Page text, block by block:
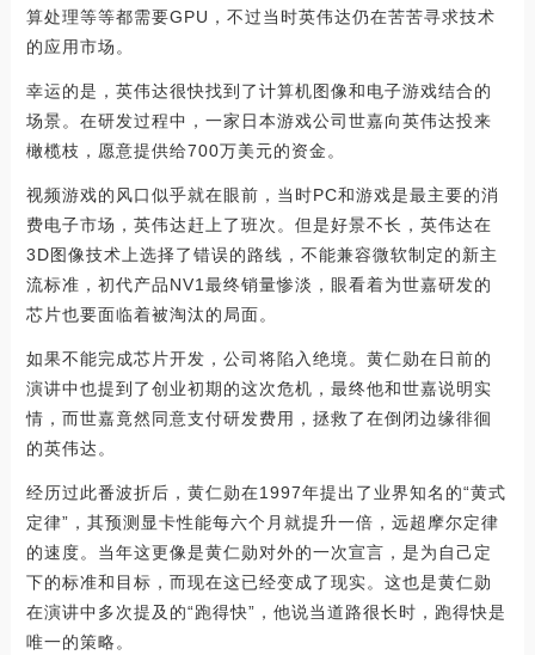
算处理等等都需要GPU，不过当时英伟达仍在苦苦寻求技术
的应用市场。
幸运的是，英伟达很快找到了计算机图像和电子游戏结合的
场景。在研发过程中，一家日本游戏公司世嘉向英伟达投来
橄榄枝，愿意提供给700万美元的资金。
视频游戏的风口似乎就在眼前，当时PC和游戏是最主要的消
费电子市场，英伟达赶上了班次。但是好景不长，英伟达在
3D图像技术上选择了错误的路线，不能兼容微软制定的新主
流标准，初代产品NV1最终销量惨淡，眼看着为世嘉研发的
芯片也要面临着被淘汰的局面。
如果不能完成芯片开发，公司将陷入绝境。黄仁勋在日前的
演讲中也提到了创业初期的这次危机，最终他和世嘉说明实
情，而世嘉竟然同意支付研发费用，拯救了在倒闭边缘徘徊
的英伟达。
经历过此番波折后，黄仁勋在1997年提出了业界知名的“黄式
定律”，其预测显卡性能每六个月就提升一倍，远超摩尔定律
的速度。当年这更像是黄仁勋对外的一次宣言，是为自己定
下的标准和目标，而现在这已经变成了现实。这也是黄仁勋
在演讲中多次提及的“跑得快”，他说当道路很长时，跑得快是
唯一的策略。